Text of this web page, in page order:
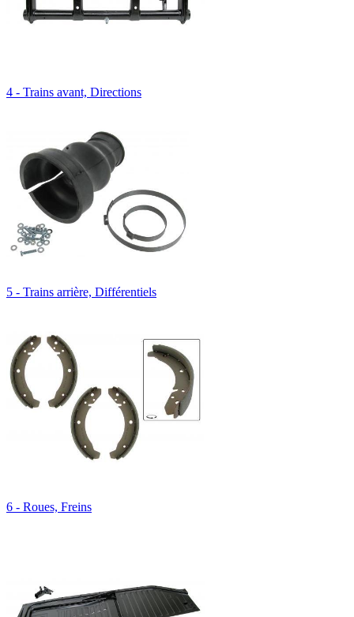
4 - Trains avant, Directions
5 - Trains arrière, Différentiels
6 - Roues, Freins